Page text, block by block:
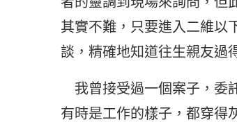
其實不難，只要進入二維以
談，精確地知道往生親友過
我曾接受過一個案子，委
有時是工作的樣子，都穿得